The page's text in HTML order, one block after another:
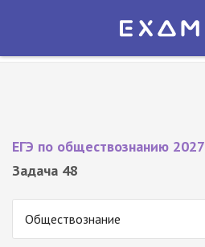
Экзамер — ЕГЭ 2027
ЕГЭ по обществознанию 2027
Задача 48
Обществознание